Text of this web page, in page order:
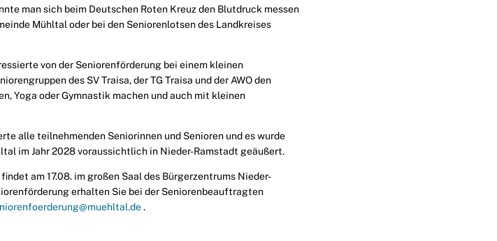
man sich beim Deutschen Roten Kreuz den Blutdruck messen
Mühltal oder bei den Seniorenlotsen des Landkreises
von der Seniorenförderung bei einem kleinen
des SV Traisa, der TG Traisa und der AWO den
Yoga oder Gymnastik machen und auch mit kleinen
alle teilnehmenden Seniorinnen und Senioren und es wurde
im Jahr 2028 voraussichtlich in Nieder-Ramstadt geäußert.
am 17.08. im großen Saal des Bürgerzentrums Nieder-
erhalten Sie bei der Seniorenbeauftragten
.